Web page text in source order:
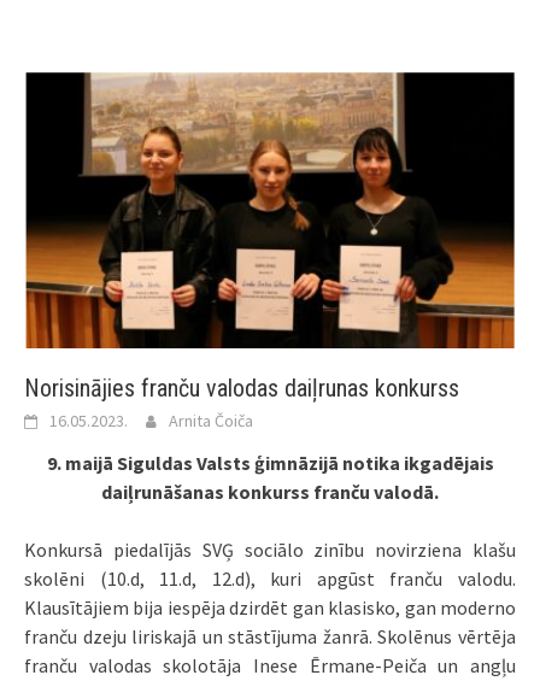
Norisinājies franču valodas daiļrunas konkurss
16.05.2023. Arnita Čoiča
9. maijā Siguldas Valsts ģimnāzijā notika ikgadējais
daiļrunāšanas konkurss franču valodā.
Konkursā piedalījās SVĢ sociālo zinību novirziena klašu
skolēni (10.d, 11.d, 12.d), kuri apgūst franču valodu.
Klausītājiem bija iespēja dzirdēt gan klasisko, gan moderno
franču dzeju liriskajā un stāstījuma žanrā. Skolēnus vērtēja
franču valodas skolotāja Inese Ērmane-Peiča un angļu